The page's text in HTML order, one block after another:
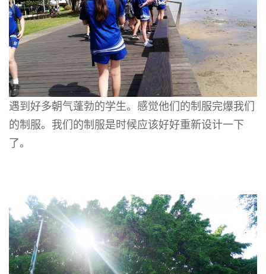
遇到好多朝气蓬勃的学生。感觉他们的制服完爆我们
的制服。我们的制服是时候应该好好重新设计一下
了。